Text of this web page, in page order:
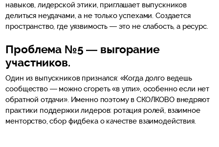
навыков, лидерской этики, приглашает выпускников
делиться неудачами, а не только успехами. Создается
пространство, где уязвимость — это не слабость, а ресурс.
Проблема №5 — выгорание
участников.
Один из выпускников признался: «Когда долго ведешь
сообщество — можно сгореть «в угли», особенно если нет
обратной отдачи». Именно поэтому в СКОЛКОВО внедряют
практики поддержки лидеров: ротация ролей, взаимное
менторство, сбор фидбека о качестве взаимодействия.